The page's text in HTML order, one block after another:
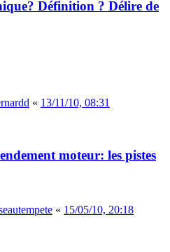
Définition ? Délire de
« 13/11/10, 08:31
moteur: les pistes
« 15/05/10, 20:18